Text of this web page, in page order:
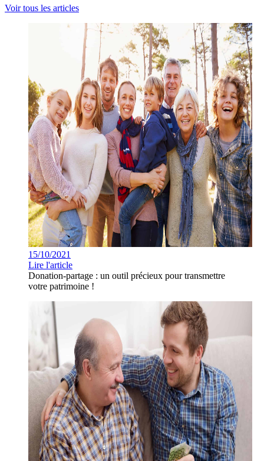
Voir tous les articles
15/10/2021
Lire l'article
Donation-partage : un outil précieux pour transmettre
votre patrimoine !